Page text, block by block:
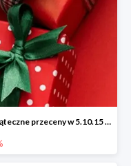
Świąteczne przeceny w 5.10.15 - wszystkie ubrania -60%